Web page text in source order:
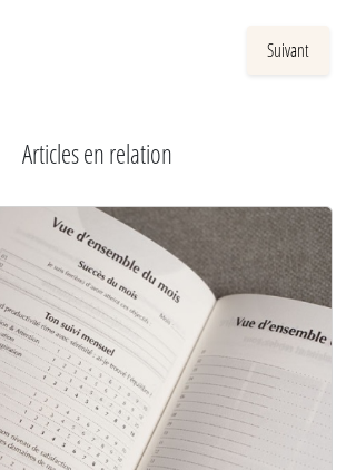
Suivant
Articles en relation